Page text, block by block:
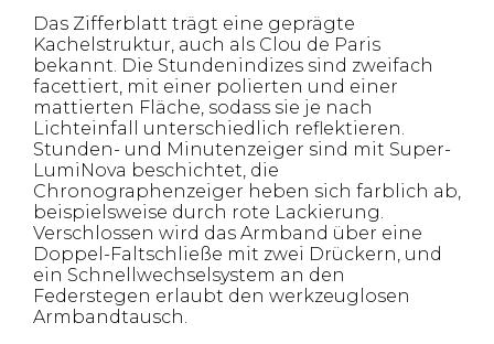
Das Zifferblatt trägt eine geprägte
Kachelstruktur, auch als Clou de Paris
bekannt. Die Stundenindizes sind zweifach
facettiert, mit einer polierten und einer
mattierten Fläche, sodass sie je nach
Lichteinfall unterschiedlich reflektieren.
Stunden- und Minutenzeiger sind mit Super-
LumiNova beschichtet, die
Chronographenzeiger heben sich farblich ab,
beispielsweise durch rote Lackierung.
Verschlossen wird das Armband über eine
Doppel-Faltschließe mit zwei Drückern, und
ein Schnellwechselsystem an den
Federstegen erlaubt den werkzeuglosen
Armbandtausch.